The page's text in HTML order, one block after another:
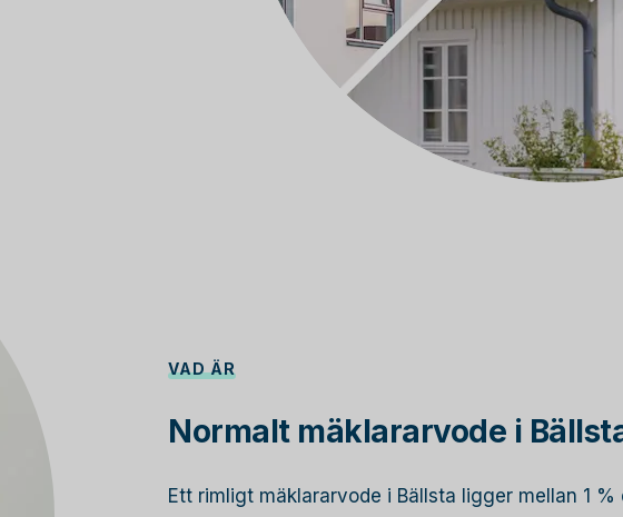
VAD ÄR
Normalt mäklararvode i
Ett rimligt mäklararvode i Bällsta ligger mellan 1